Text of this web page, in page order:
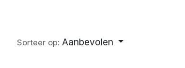
Sorteer op: Aanbevolen